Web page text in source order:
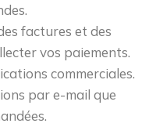
factures et des
vos paiements.
commerciales.
par e-mail que